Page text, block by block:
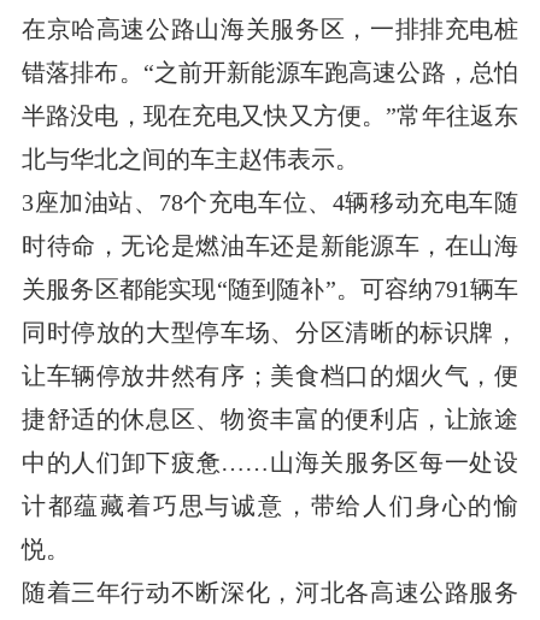
在京哈高速公路山海关服务区，一排排充电桩
错落排布。“之前开新能源车跑高速公路，总怕
半路没电，现在充电又快又方便。”常年往返东
北与华北之间的车主赵伟表示。
3座加油站、78个充电车位、4辆移动充电车随
时待命，无论是燃油车还是新能源车，在山海
关服务区都能实现“随到随补”。可容纳791辆车
同时停放的大型停车场、分区清晰的标识牌，
让车辆停放井然有序；美食档口的烟火气，便
捷舒适的休息区、物资丰富的便利店，让旅途
中的人们卸下疲惫……山海关服务区每一处设
计都蕴藏着巧思与诚意，带给人们身心的愉
悦。
随着三年行动不断深化，河北各高速公路服务